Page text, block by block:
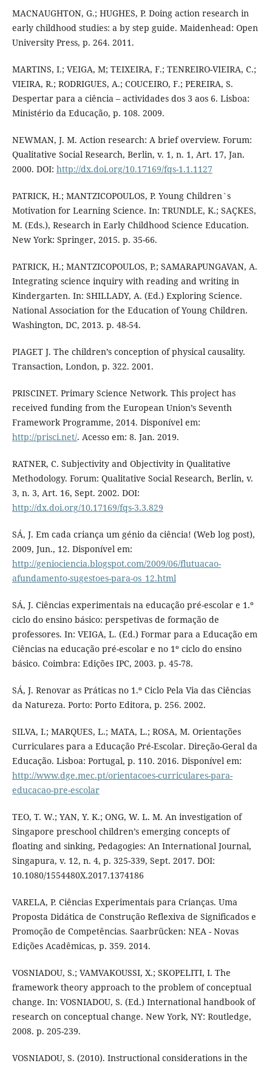
MACNAUGHTON, G.; HUGHES, P. Doing action research in
early childhood studies: a by step guide. Maidenhead: Open
University Press, p. 264. 2011.
MARTINS, I.; VEIGA, M; TEIXEIRA, F.; TENREIRO-VIEIRA, C.;
VIEIRA, R.; RODRIGUES, A.; COUCEIRO, F.; PEREIRA, S.
Despertar para a ciência – actividades dos 3 aos 6. Lisboa:
Ministério da Educação, p. 108. 2009.
NEWMAN, J. M. Action research: A brief overview. Forum:
Qualitative Social Research, Berlin, v. 1, n. 1, Art. 17, Jan.
2000. DOI: http://dx.doi.org/10.17169/fqs-1.1.1127
PATRICK, H.; MANTZICOPOULOS, P. Young Children`s
Motivation for Learning Science. In: TRUNDLE, K.; SAÇKES,
M. (Eds.), Research in Early Childhood Science Education.
New York: Springer, 2015. p. 35-66.
PATRICK, H.; MANTZICOPOULOS, P.; SAMARAPUNGAVAN, A.
Integrating science inquiry with reading and writing in
Kindergarten. In: SHILLADY, A. (Ed.) Exploring Science.
National Association for the Education of Young Children.
Washington, DC, 2013. p. 48-54.
PIAGET J. The children’s conception of physical causality.
Transaction, London, p. 322. 2001.
PRISCINET. Primary Science Network. This project has
received funding from the European Union’s Seventh
Framework Programme, 2014. Disponível em:
http://prisci.net/. Acesso em: 8. Jan. 2019.
RATNER, C. Subjectivity and Objectivity in Qualitative
Methodology. Forum: Qualitative Social Research, Berlin, v.
3, n. 3, Art. 16, Sept. 2002. DOI:
http://dx.doi.org/10.17169/fqs-3.3.829
SÁ, J. Em cada criança um génio da ciência! (Web log post),
2009, Jun., 12. Disponível em:
http://geniociencia.blogspot.com/2009/06/flutuacao-
afundamento-sugestoes-para-os_12.html
SÁ, J. Ciências experimentais na educação pré-escolar e 1.º
ciclo do ensino básico: perspetivas de formação de
professores. In: VEIGA, L. (Ed.) Formar para a Educação em
Ciências na educação pré-escolar e no 1º ciclo do ensino
básico. Coimbra: Edições IPC, 2003. p. 45-78.
SÁ, J. Renovar as Práticas no 1.º Ciclo Pela Via das Ciências
da Natureza. Porto: Porto Editora, p. 256. 2002.
SILVA, I.; MARQUES, L.; MATA, L.; ROSA, M. Orientações
Curriculares para a Educação Pré-Escolar. Direção-Geral da
Educação. Lisboa: Portugal, p. 110. 2016. Disponível em:
http://www.dge.mec.pt/orientacoes-curriculares-para-
educacao-pre-escolar
TEO, T. W.; YAN, Y. K.; ONG, W. L. M. An investigation of
Singapore preschool children’s emerging concepts of
floating and sinking, Pedagogies: An International Journal,
Singapura, v. 12, n. 4, p. 325-339, Sept. 2017. DOI:
10.1080/1554480X.2017.1374186
VARELA, P. Ciências Experimentais para Crianças. Uma
Proposta Didática de Construção Reflexiva de Significados e
Promoção de Competências. Saarbrücken: NEA - Novas
Edições Acadêmicas, p. 359. 2014.
VOSNIADOU, S.; VAMVAKOUSSI, X.; SKOPELITI, I. The
framework theory approach to the problem of conceptual
change. In: VOSNIADOU, S. (Ed.) International handbook of
research on conceptual change. New York, NY: Routledge,
2008. p. 205-239.
VOSNIADOU, S. (2010). Instructional considerations in the